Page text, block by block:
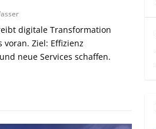
digitale Transformation
Ziel: Effizienz
neue Services schaffen.